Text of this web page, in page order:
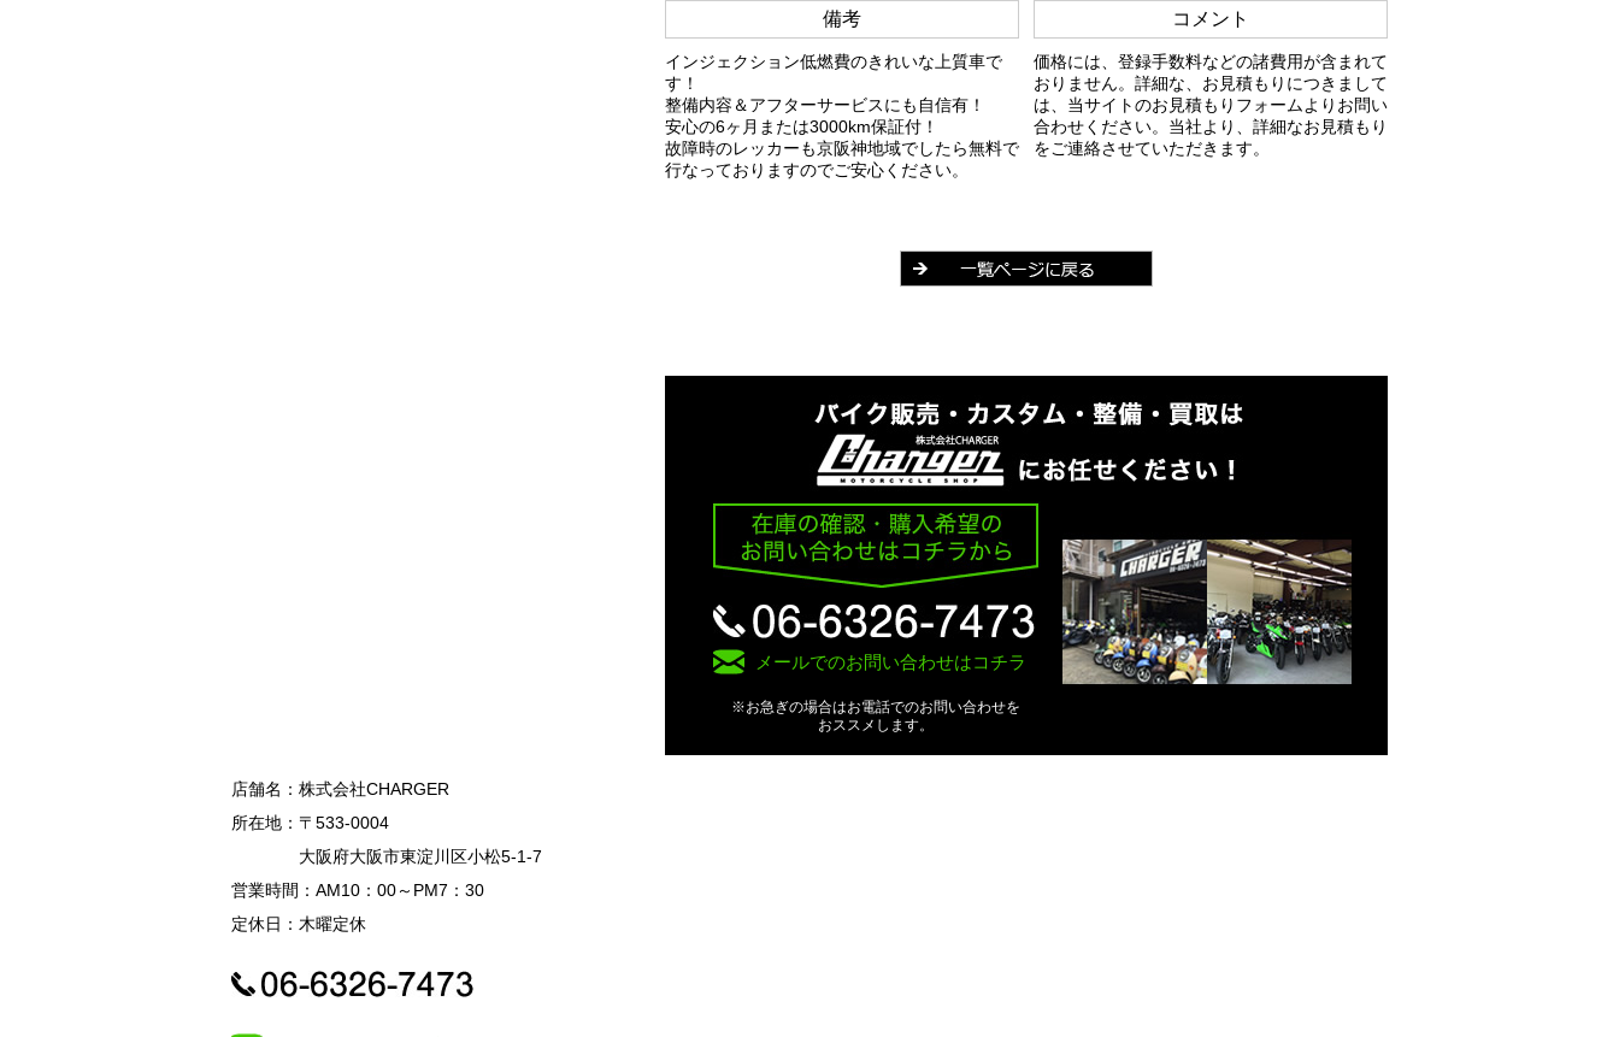
備考
インジェクション低燃費のきれいな上質車で
す！
整備内容＆アフターサービスにも自信有！
安心の6ヶ月または3000km保証付！
故障時のレッカーも京阪神地域でしたら無料で
行なっておりますのでご安心ください。
コメント
価格には、登録手数料などの諸費用が含まれて
おりません。詳細な、お見積もりにつきまして
は、当サイトのお見積もりフォームよりお問い
合わせください。当社より、詳細なお見積もり
をご連絡させていただきます。
メールでのお問い合わせはコチラ
※お急ぎの場合はお電話でのお問い合わせを
おススメします。
店舗名： 株式会社CHARGER
所在地： 〒533-0004
大阪府大阪市東淀川区小松5-1-7
営業時間： AM10：00～PM7：30
定休日： 木曜定休